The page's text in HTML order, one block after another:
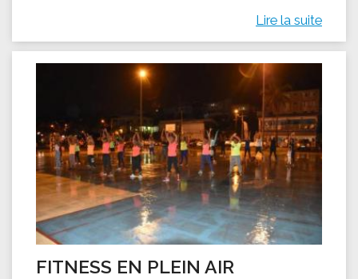
Lire la suite
FITNESS EN PLEIN AIR